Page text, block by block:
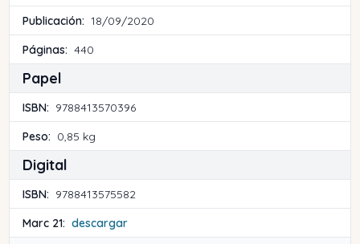
Publicación: 18/09/2020
Páginas: 440
Papel
ISBN: 9788413570396
Peso: 0,85 kg
Digital
ISBN: 9788413575582
Marc 21: descargar